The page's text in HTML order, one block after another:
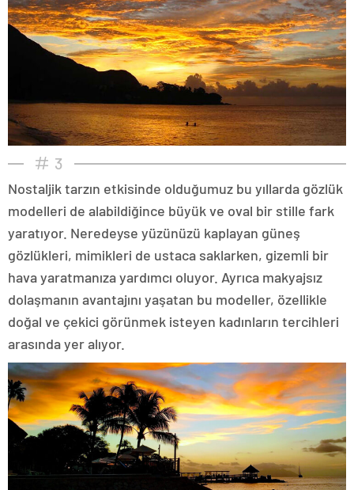
3
Nostaljik tarzın etkisinde olduğumuz bu yıllarda gözlük
modelleri de alabildiğince büyük ve oval bir stille fark
yaratıyor. Neredeyse yüzünüzü kaplayan güneş
gözlükleri, mimikleri de ustaca saklarken, gizemli bir
hava yaratmanıza yardımcı oluyor. Ayrıca makyajsız
dolaşmanın avantajını yaşatan bu modeller, özellikle
doğal ve çekici görünmek isteyen kadınların tercihleri
arasında yer alıyor.